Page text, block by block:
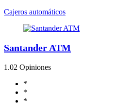
Cajeros automáticos
Santander ATM
1.02 Opiniones
*
*
*